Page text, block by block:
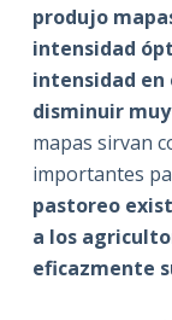
produjo
intensidad
intensidad en
disminuir
mapas sirvan
importantes
pastoreo
a los
eficazmente